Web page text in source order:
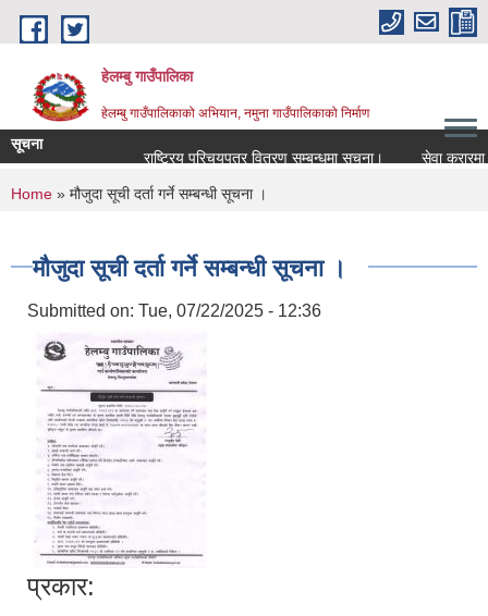
Skip to main content
हेलम्बु गाउँपालिका
हेलम्बु गाउँपालिकाको अभियान, नमुना गाउँपालिकाको निर्माण
सूचना
राष्ट्रिय परिचयपत्र वितरण सम्बन्धमा सूचना।
सेवा करारमा
You are here
Home » मौजुदा सूची दर्ता गर्ने सम्बन्धी सूचना ।
मौजुदा सूची दर्ता गर्ने सम्बन्धी सूचना ।
Submitted on: Tue, 07/22/2025 - 12:36
प्रकार: